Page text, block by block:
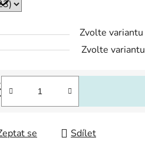
Zvolte variantu
Zvolte variantu
se Sdílet